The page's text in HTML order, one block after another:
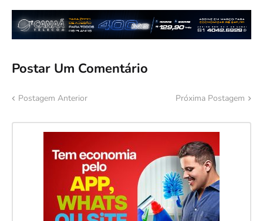
Postar Um Comentário
Postagem Anterior Próxima Postagem